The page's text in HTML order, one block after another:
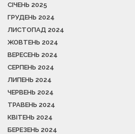
СІЧЕНЬ 2025
ГРУДЕНЬ 2024
ЛИСТОПАД 2024
ЖОВТЕНЬ 2024
ВЕРЕСЕНЬ 2024
СЕРПЕНЬ 2024
ЛИПЕНЬ 2024
ЧЕРВЕНЬ 2024
ТРАВЕНЬ 2024
КВІТЕНЬ 2024
БЕРЕЗЕНЬ 2024